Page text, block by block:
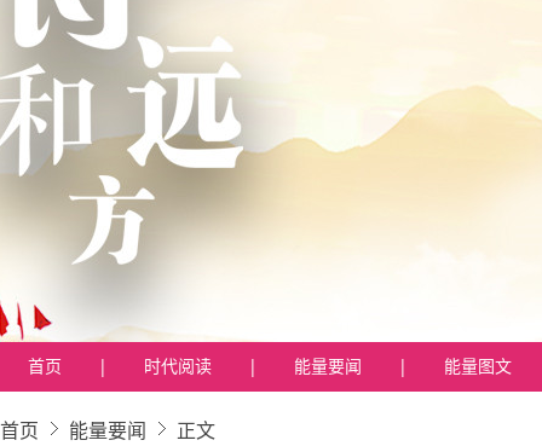
首页 | 时代阅读 | 能量要闻 | 能量图文
首页 能量要闻 正文